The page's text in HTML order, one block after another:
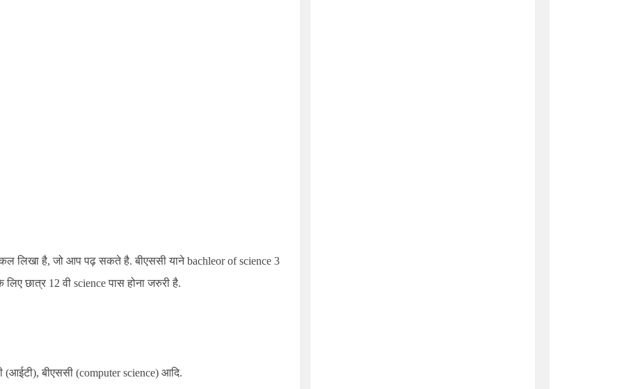
लिखा है, जो आप पढ़ सकते है. बीएससी याने bachleor of science 3
छात्र 12 वी science पास होना जरुरी है.
बीएससी (computer science) आदि.